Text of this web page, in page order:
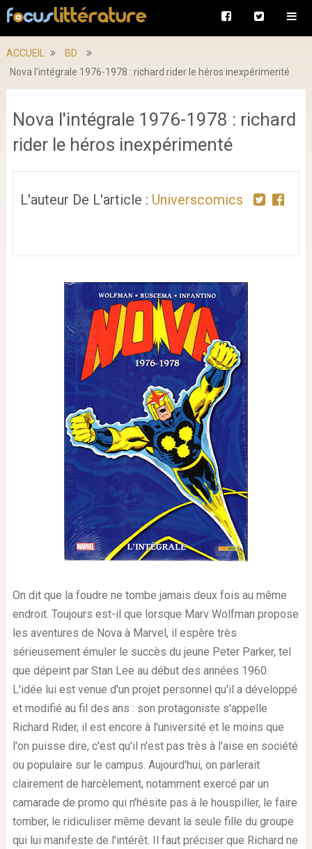
ACCUEIL
BD
Nova l'intégrale 1976-1978 : richard rider le héros inexpérimenté
Nova l'intégrale 1976-1978 : richard
rider le héros inexpérimenté
L'auteur De L'article : Universcomics
On dit que la foudre ne tombe jamais deux fois au même
endroit. Toujours est-il que lorsque Marv Wolfman propose
les aventures de Nova à Marvel, il espère très
sérieusement émuler le succès du jeune Peter Parker, tel
que dépeint par Stan Lee au début des années 1960.
L'idée lui est venue d'un projet personnel qu'il a développé
et modifié au fil des ans : son protagoniste s'appelle
Richard Rider, il est encore à l'université et le moins que
l'on puisse dire, c'est qu'il n'est pas très à l'aise en société
ou populaire sur le campus. Aujourd'hui, on parlerait
clairement de harcèlement, notamment exercé par un
camarade de promo qui n'hésite pas à le houspiller, le faire
tomber, le ridiculiser même devant la seule fille du groupe
qui lui manifeste de l'intérêt. Il faut préciser que Richard ne